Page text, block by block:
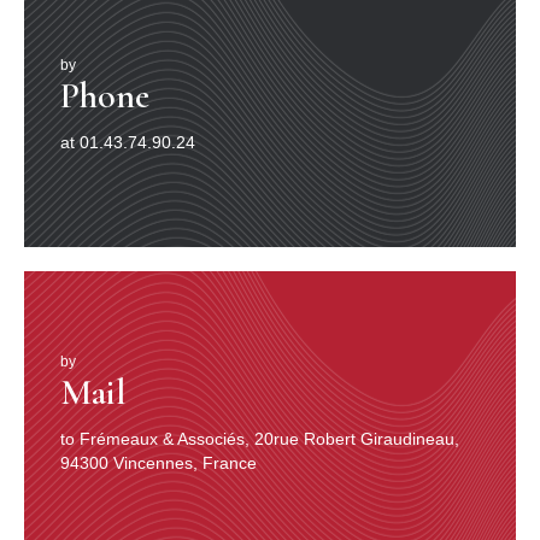
(et, pour cela, changeant chaque fois radicalement de
voix) –, je « lis/joue », sous l’oreille attentive de Claude
Colombini, tous les personnages de
Même si, à la fin, l’enregistrement me parut, disons,
satisfaisant, et montrait même, peut-être, allez, quelque
« virtuosité » d’acteur (mais peut-être aussi,
précisément,parce qu’il risquait de ne montrerque
cela), je proposai alors à Claude – pour que cet
enregistrement soit « du théâtre », pour qu’il ne se
contente pas d’indiquerles répliques des «
personnages », leurs « actions » ou, comme on dit, les «
situations », mais qu’il lesmanifeste,
leur épaisseur, dans l’encre même des mots, voire dans
l’abyme des blancs qui séparent ces mots sur la page
(le fameuxsilencedu théâtre) –, je proposai alors à
Claude, donc, de nous adjoindre après coup les
services et le talent d’un grand amoureux du son de
mes amis, Maxime Richelme. Elle accepta.
Et voici que Maxime et moi, durant deux trop longues
années (eh oui : quand il était libre, je ne l’étais pas,
quand je l’étais, lui non, et nous ne parvenions, hélas, à
by
Phone
at 01.43.74.90.24
by
Mail
to Frémeaux & Associés, 20rue Robert Giraudineau,
94300 Vincennes, France